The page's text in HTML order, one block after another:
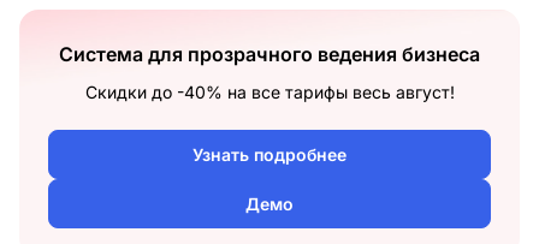
Система для прозрачного ведения бизнеса
Скидки до -40% на все тарифы весь август!
Узнать подробнее
Демо